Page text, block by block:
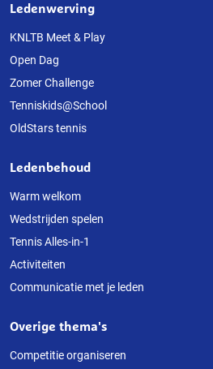
Over
deze
website
Ledenwerving
KNLTB Meet & Play
Open Dag
Zomer Challenge
Tenniskids@School
OldStars tennis
Ledenbehoud
Warm welkom
Wedstrijden spelen
Tennis Alles-in-1
Activiteiten
Communicatie met je leden
Overige thema's
Competitie organiseren